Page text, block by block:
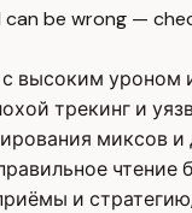
be wrong —
уроном
трекинг и
миксов и
и